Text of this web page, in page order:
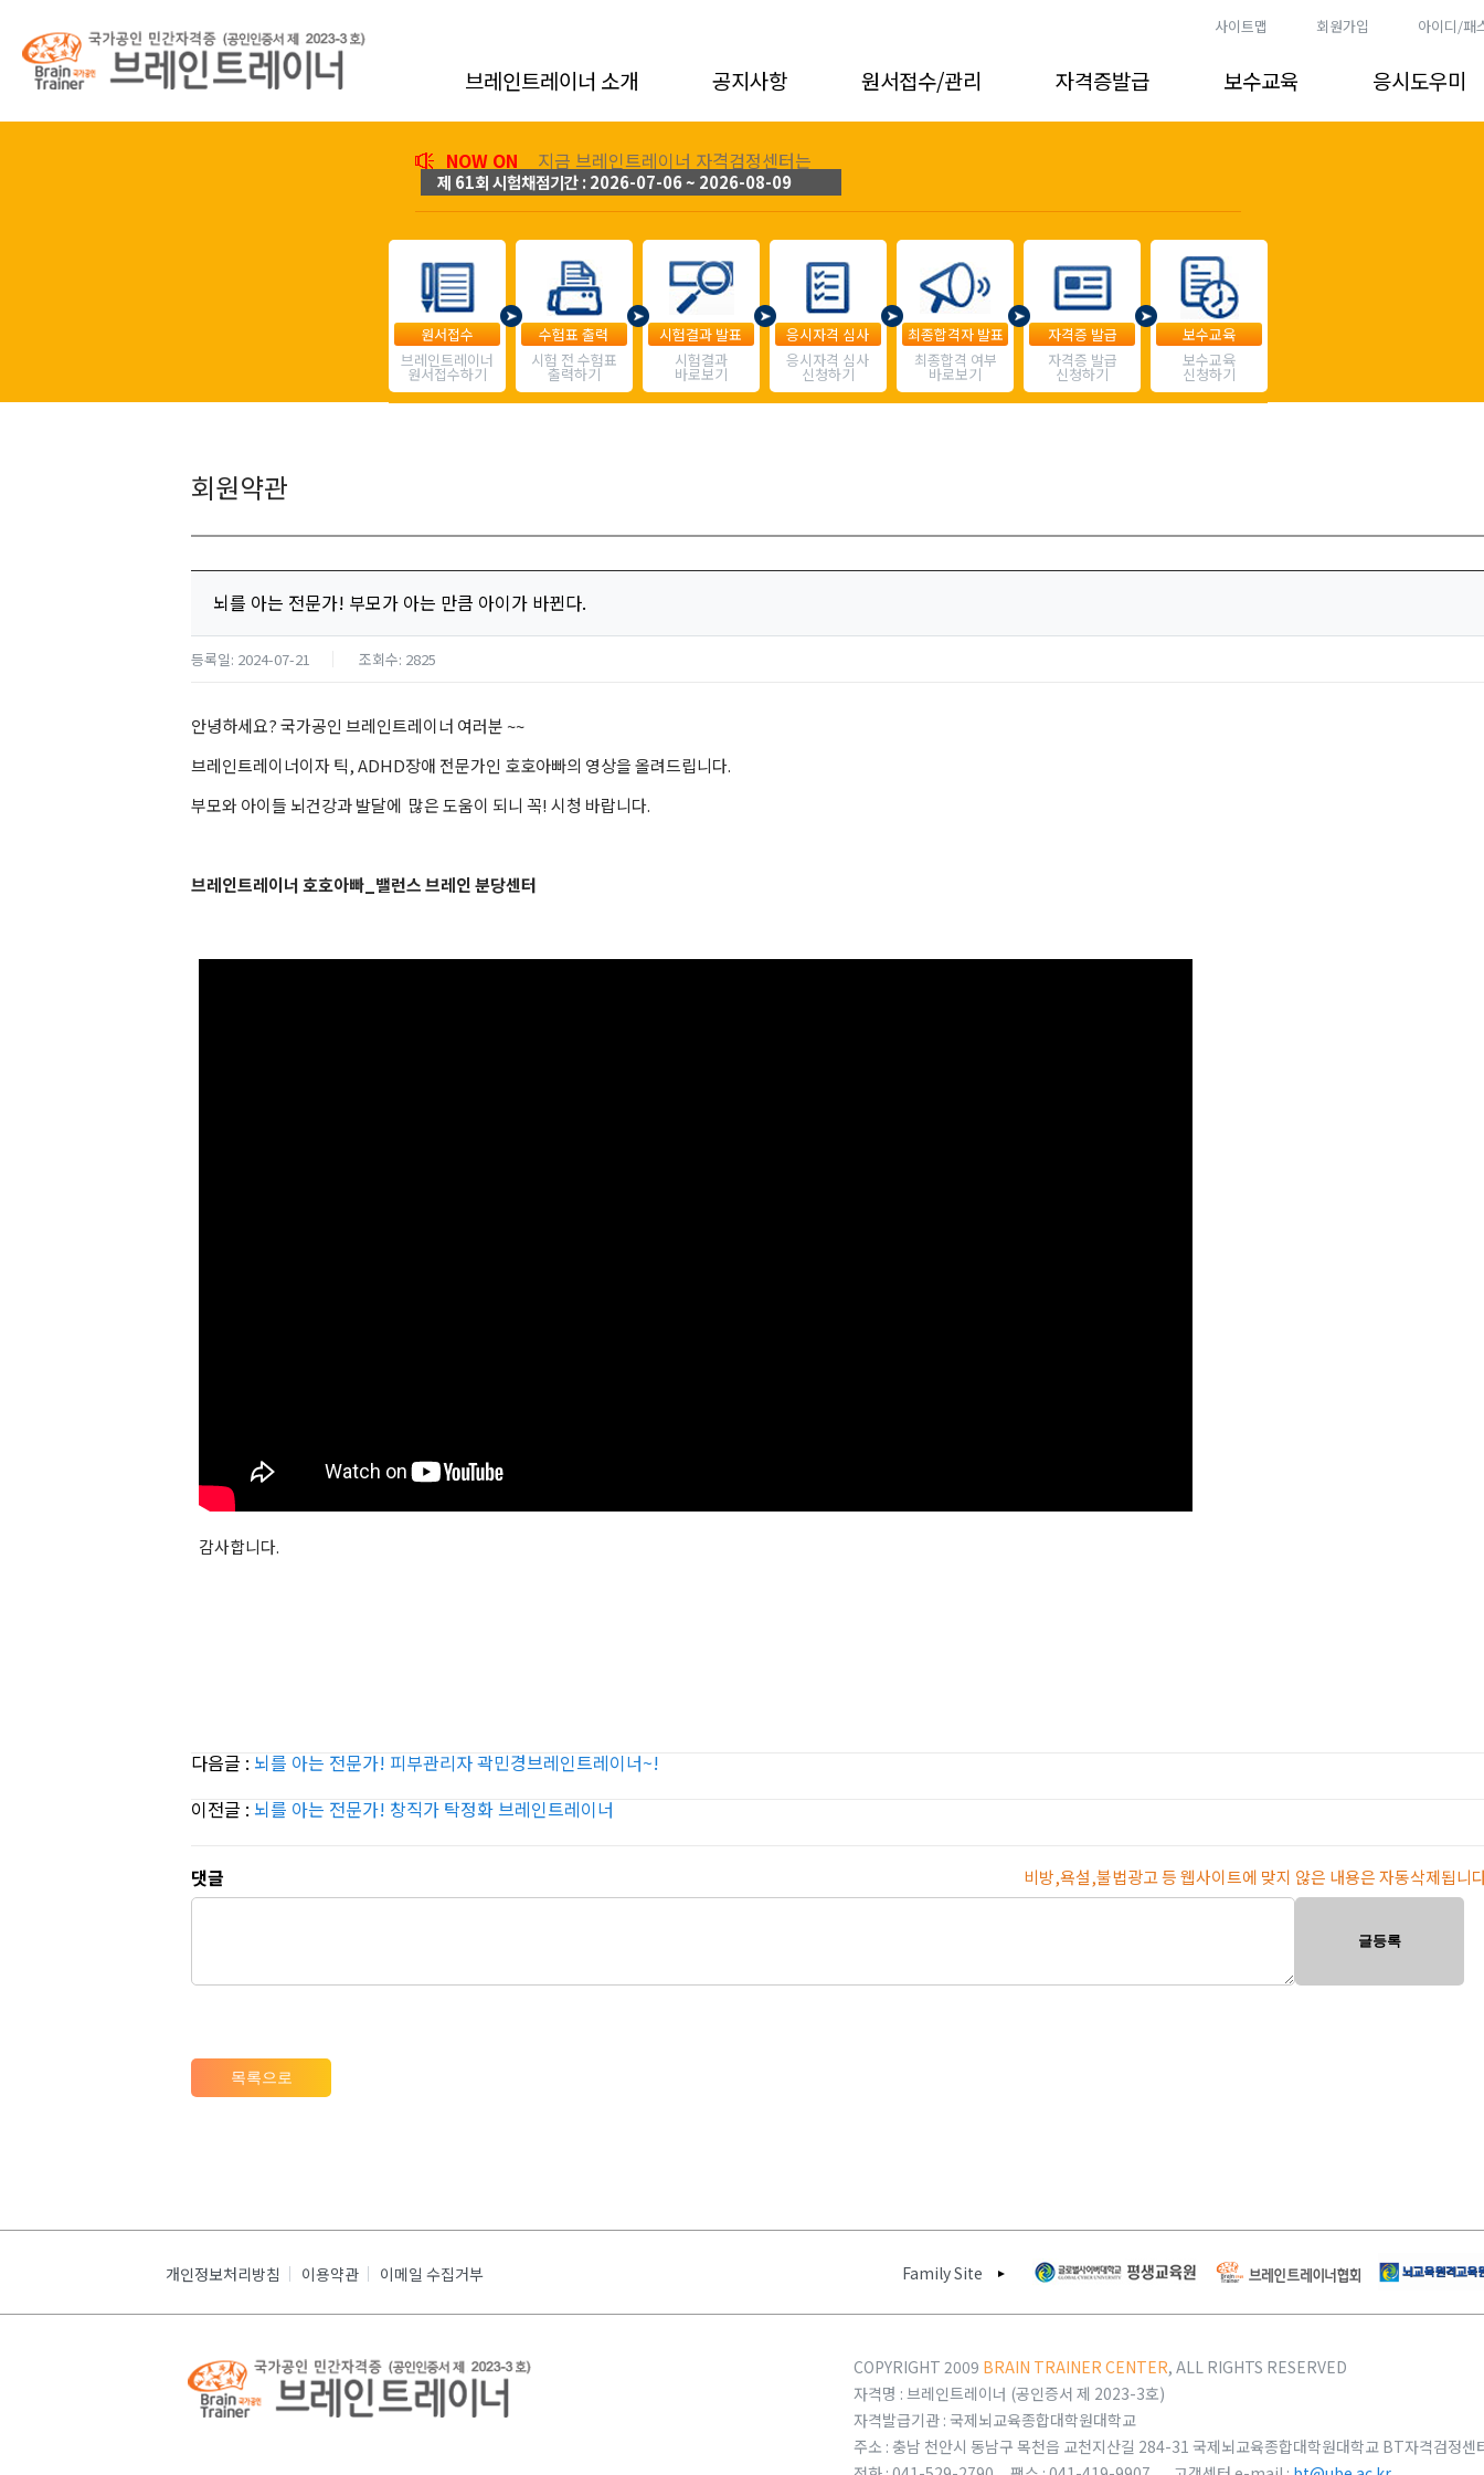
사이트맵 회원가입 아이디/패
브레인트레이너 소개 공지사항 원서접수/관리 자격증발급 보수교육 응시도우미
NOW ON 지금 브레인트레이너 자격검정센터는
제 61회 시험채점기간 : 2026-07-06 ~ 2026-08-09
원서접수
브레인트레이너
원서접수하기
수험표 출력
시험 전 수험표
출력하기
시험결과 발표
시험결과
바로보기
응시자격 심사
응시자격 심사
신청하기
최종합격자 발표
최종합격 여부
바로보기
자격증 발급
자격증 발급
신청하기
보수교육
보수교육
신청하기
회원약관
뇌를 아는 전문가! 부모가 아는 만큼 아이가 바뀐다.
등록일: 2024-07-21 조회수: 2825
안녕하세요? 국가공인 브레인트레이너 여러분 ~~
브레인트레이너이자 틱, ADHD장애 전문가인 호호아빠의 영상을 올려드립니다.
부모와 아이들 뇌건강과 발달에 많은 도움이 되니 꼭! 시청 바랍니다.
브레인트레이너 호호아빠_밸런스 브레인 분당센터
감사합니다.
다음글 : 뇌를 아는 전문가! 피부관리자 곽민경브레인트레이너~!
이전글 : 뇌를 아는 전문가! 창직가 탁정화 브레인트레이너
댓글 비방,욕설,불법광고 등 웹사이트에 맞지 않은 내용은 자동삭제됩니
글등록
목록으로
개인정보처리방침 이용약관 이메일 수집거부 Family Site
COPYRIGHT 2009 BRAIN TRAINER CENTER, ALL RIGHTS RESERVED
자격명 : 브레인트레이너 (공인증서 제 2023-3호)
자격발급기관 : 국제뇌교육종합대학원대학교
주소 : 충남 천안시 동남구 목천읍 교천지산길 284-31 국제뇌교육종합대학원대학교 BT자격검정센